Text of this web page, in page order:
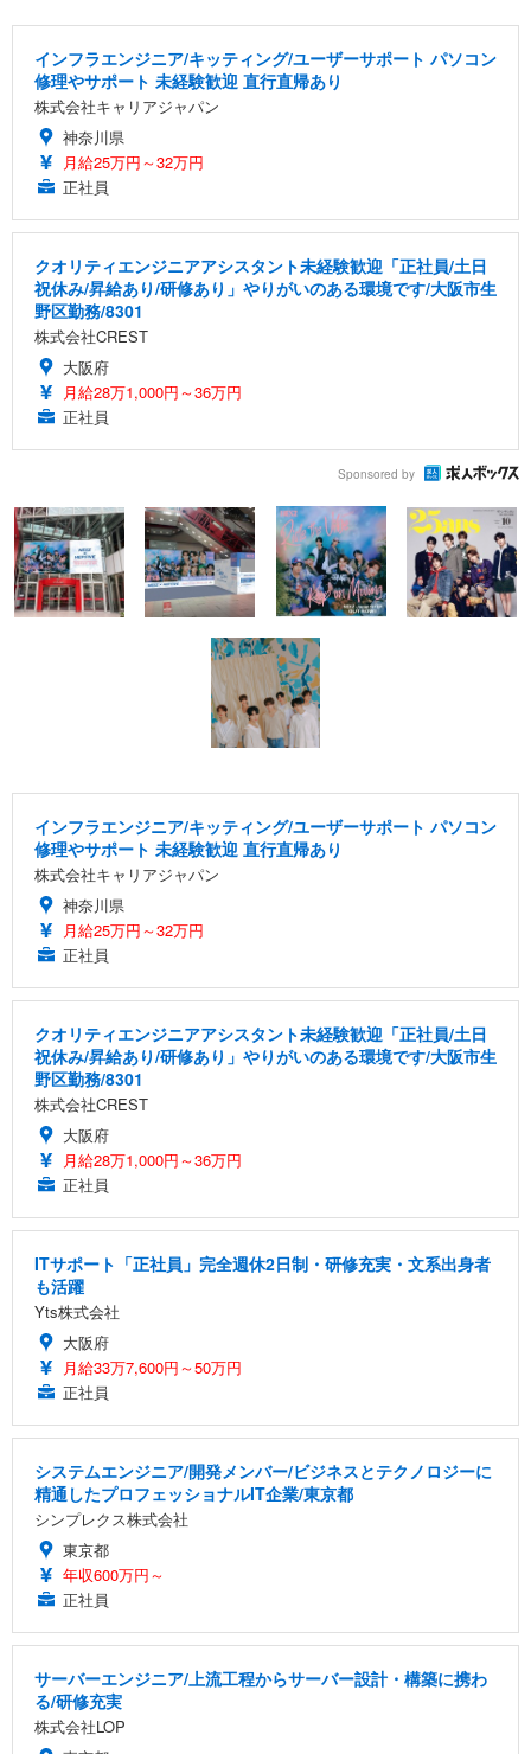
インフラエンジニア/キッティング/ユーザーサポート パソコン
修理やサポート 未経験歓迎 直行直帰あり
株式会社キャリアジャパン
神奈川県
月給25万円～32万円
正社員
クオリティエンジニアアシスタント未経験歓迎「正社員/土日
祝休み/昇給あり/研修あり」やりがいのある環境です/大阪市生
野区勤務/8301
株式会社CREST
大阪府
月給28万1,000円～36万円
正社員
Sponsored by
インフラエンジニア/キッティング/ユーザーサポート パソコン
修理やサポート 未経験歓迎 直行直帰あり
株式会社キャリアジャパン
神奈川県
月給25万円～32万円
正社員
クオリティエンジニアアシスタント未経験歓迎「正社員/土日
祝休み/昇給あり/研修あり」やりがいのある環境です/大阪市生
野区勤務/8301
株式会社CREST
大阪府
月給28万1,000円～36万円
正社員
ITサポート「正社員」完全週休2日制・研修充実・文系出身者
も活躍
Yts株式会社
大阪府
月給33万7,600円～50万円
正社員
システムエンジニア/開発メンバー/ビジネスとテクノロジーに
精通したプロフェッショナルIT企業/東京都
シンプレクス株式会社
東京都
年収600万円～
正社員
サーバーエンジニア/上流工程からサーバー設計・構築に携わ
る/研修充実
株式会社LOP